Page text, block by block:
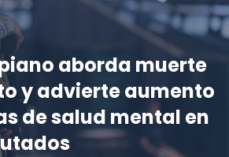
aborda muerte
y advierte aumento
de salud mental en